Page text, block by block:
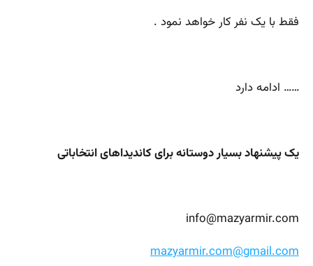
فقط با یک نفر کار خواهد نمود .
…… ادامه دارد
یک پیشنهاد بسیار دوستانه برای کاندیداهای انتخاباتی
info@mazyarmir.com
mazyarmir.com@gmail.com